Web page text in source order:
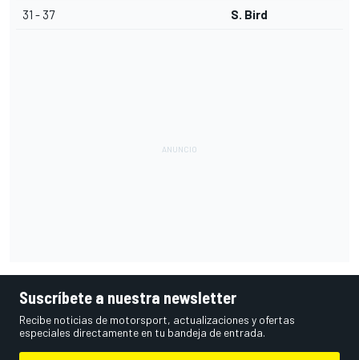
31 - 37 S. Bird
Suscríbete a nuestra newsletter
Recibe noticias de motorsport, actualizaciones y ofertas
especiales directamente en tu bandeja de entrada.